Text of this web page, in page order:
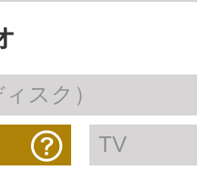
スク）
TV